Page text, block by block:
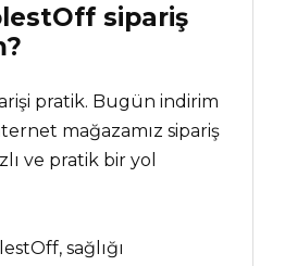
sipariş
pratik. Bugün indirim
mağazamız sipariş
ve pratik bir yol
sağlığı